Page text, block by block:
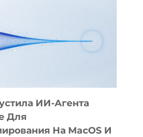
ИИ-Агента
Для
На MacOS И